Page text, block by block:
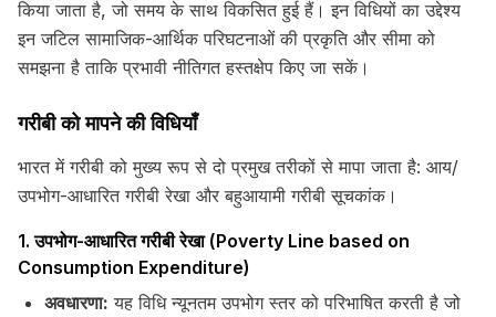
किया जाता है, जो समय के साथ विकसित हुई हैं। इन विधियों का उद्देश्य
इन जटिल सामाजिक-आर्थिक परिघटनाओं की प्रकृति और सीमा को
समझना है ताकि प्रभावी नीतिगत हस्तक्षेप किए जा सकें।
गरीबी को मापने की विधियाँ
भारत में गरीबी को मुख्य रूप से दो प्रमुख तरीकों से मापा जाता है: आय/
उपभोग-आधारित गरीबी रेखा और बहुआयामी गरीबी सूचकांक।
1. उपभोग-आधारित गरीबी रेखा (Poverty Line based on
Consumption Expenditure)
अवधारणा: यह विधि न्यूनतम उपभोग स्तर को परिभाषित करती है जो